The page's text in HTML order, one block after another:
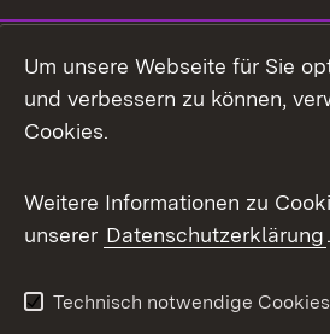
Mastodon
Messenger
Social Wall
X / Twitter
Youtube
Um unsere Webseite für Sie
und verbessern zu können,
Cookies.
Weitere Informationen zu
unserer Datenschutzerklärung.
Technisch notwendige Cookies